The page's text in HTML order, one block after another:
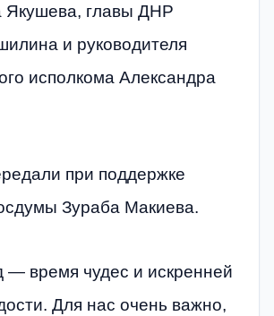
Якушева, главы ДНР
и руководителя
исполкома Александра
при поддержке
Зураба Макиева.
— время чудес и искренней
Для нас очень важно,